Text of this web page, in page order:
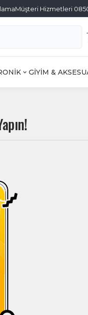
Müşteri Hizmetleri
GİYİM &